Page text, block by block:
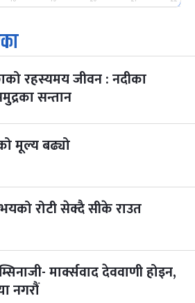
2027
22, 2027
७ महिना बाँकी
रहस्यमय जीवन : नदीका
सन्तान
मूल्य बढ्यो
रोटी सेक्दै सीके राउत
मार्क्सवाद देववाणी होइन,
नगरौं